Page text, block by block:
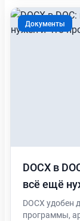
Документы
DOCX в
всё ещё
DOCX удобен
программы,